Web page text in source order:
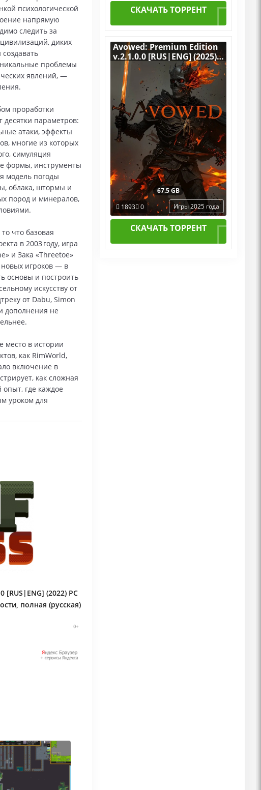
психологической
напрямую
следить за
диких
проблемы
явлений, —
проработки
десятки параметров:
атаки, эффекты
многие из которых
симуляция
формы, инструменты
модель погоды
облака, штормы и
пород и минералов,
что базовая
в 2003 году, игра
и Зака «Threetoe»
игроков — в
основы и построить
искусству от
от Dabu, Simon
дополнения не
место в истории
как RimWorld,
включение в
как сложная
опыт, где каждое
уроком для
(2022) PC
полная (русская)
СКАЧАТЬ ТОРРЕНТ
Avowed: Premium Edition
v.2.1.0.0 [RUS|ENG] (2025)
PC RePack by R.G.
Механики со всеми DLC
67.5 GB
1893 0 Игры 2025 года
СКАЧАТЬ ТОРРЕНТ